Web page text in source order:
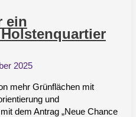
ein
2025
mehr Grünflächen mit
und
dem Antrag „Neue Chance